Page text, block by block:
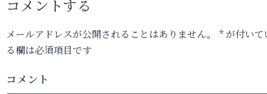
コメントする
メールアドレスが公開されることはありません。 *が付いて
る欄は必須項目です
コメント